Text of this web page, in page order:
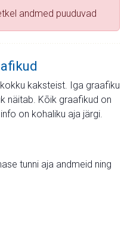
andmed puuduvad
kaksteist. Iga graafiku
näitab. Kõik graafikud on
on kohaliku aja järgi.
tunni aja andmeid ning